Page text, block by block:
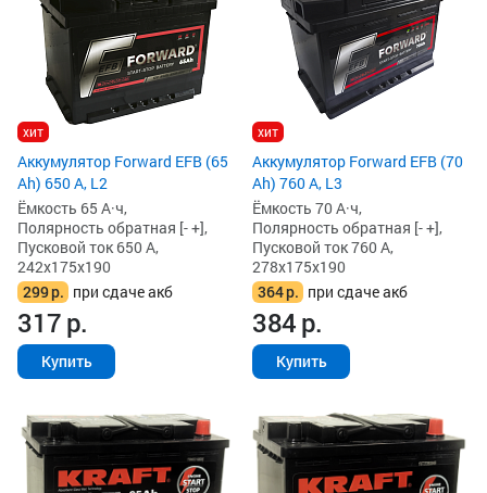
хит
Аккумулятор Forward EFB (65
Ah) 650 А, L2
Ёмкость 65 А·ч,
Полярность обратная [- +],
Пусковой ток 650 А,
242x175x190
299р. при сдаче акб
317р.
Купить
хит
Аккумулятор Forward EFB (70
Ah) 760 А, L3
Ёмкость 70 А·ч,
Полярность обратная [- +],
Пусковой ток 760 А,
278x175x190
364р. при сдаче акб
384р.
Купить